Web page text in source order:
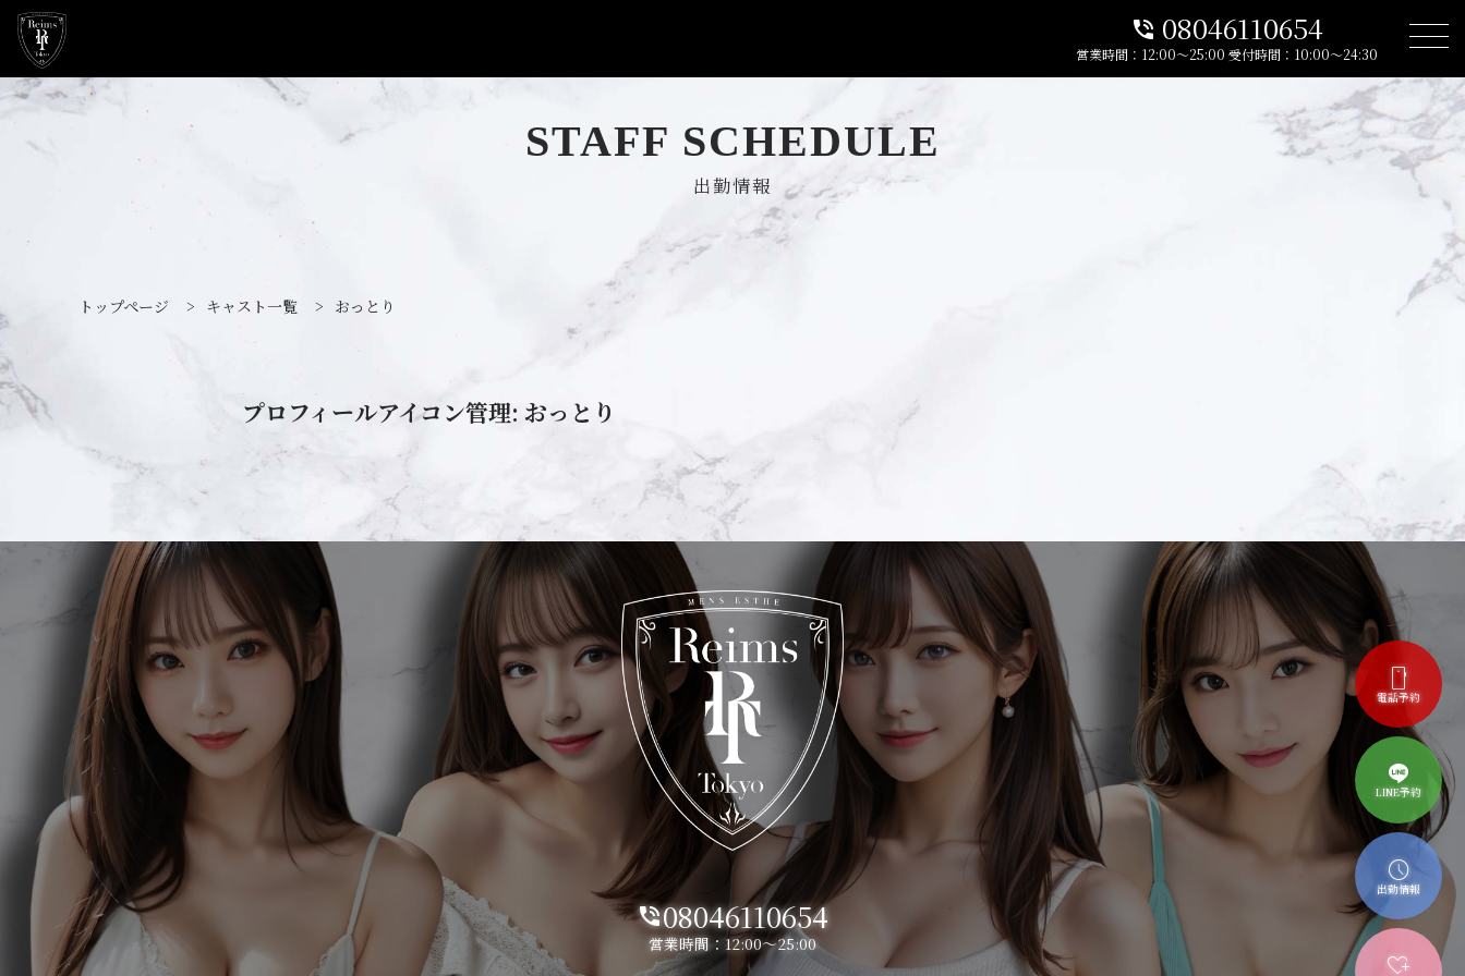
phone_in_talk 08046110654
営業時間：12:00～25:00 受付時間：10:00～24:30
出勤情報
STAFF SCHEDULE
トップページ > キャスト一覧 > おっとり
プロフィールアイコン管理: おっとり
phone_in_talk08046110654
営業時間：12:00～25:00
smartphone
電話予約
LINE予約
schedule
出勤情報
heart_plus